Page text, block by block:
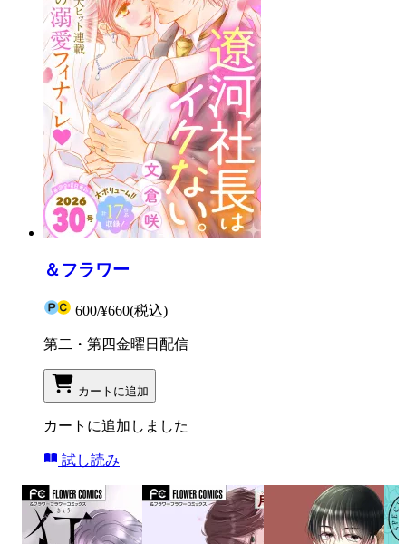
＆フラワー
600/¥660(税込)
第二・第四金曜日配信
カートに追加
カートに追加しました
試し読み